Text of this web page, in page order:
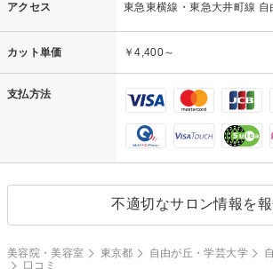
アクセス 東急東横線・東急大井町線
カット単価 ￥4,400～
支払方法
不適切なサロン情報を
美容院・美容室 東京都 自由が丘・学芸大学
口コミ